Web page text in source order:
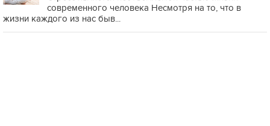
современного человека Несмотря на то, что в
жизни каждого из нас быв...